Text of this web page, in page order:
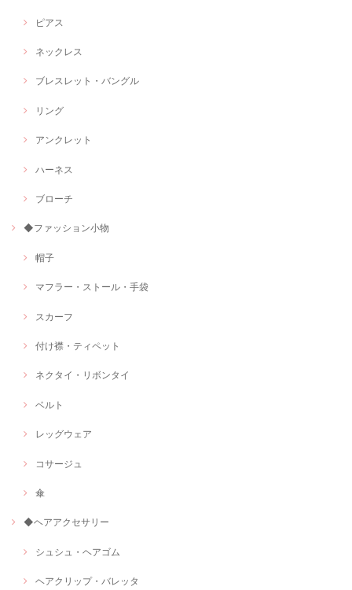
ピアス
ネックレス
ブレスレット・バングル
リング
アンクレット
ハーネス
ブローチ
◆ファッション小物
帽子
マフラー・ストール・手袋
スカーフ
付け襟・ティペット
ネクタイ・リボンタイ
ベルト
レッグウェア
コサージュ
傘
◆ヘアアクセサリー
シュシュ・ヘアゴム
ヘアクリップ・バレッタ